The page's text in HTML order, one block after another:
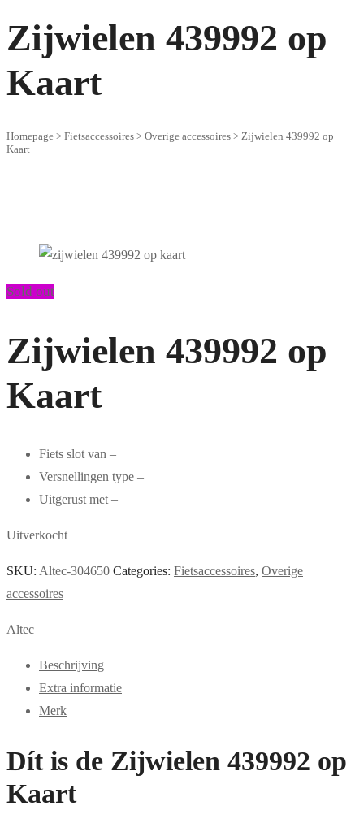
Zijwielen 439992 op
Kaart
Homepage > Fietsaccessoires > Overige accessoires > Zijwielen 439992 op
Kaart
Sold out
Zijwielen 439992 op
Kaart
Fiets slot van –
Versnellingen type –
Uitgerust met –
Uitverkocht
SKU: Altec-304650 Categories: Fietsaccessoires, Overige
accessoires
Altec
Beschrijving
Extra informatie
Merk
Dít is de Zijwielen 439992 op
Kaart